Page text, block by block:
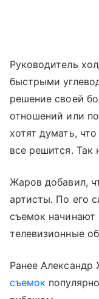
Руководитель
быстрыми
решение своей
отношений или
хотят думать,
все решится. Так
Жаров добавил,
артисты. По его
съемок начинают
телевизионные
Ранее Александр
съемок